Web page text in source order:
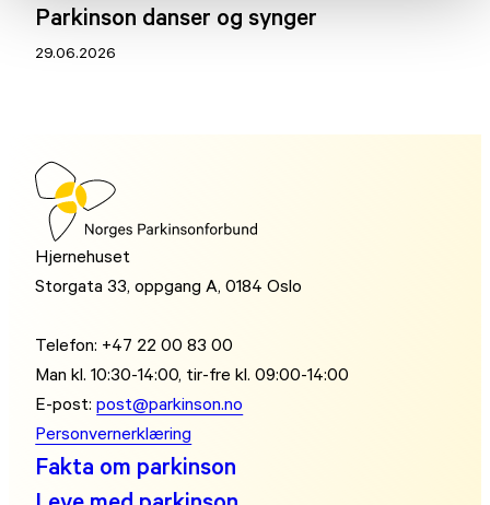
Parkinson danser og synger
29.06.2026
Hjernehuset
Storgata 33, oppgang A, 0184 Oslo
Telefon: +47 22 00 83 00
Man kl. 10:30-14:00, tir-fre kl. 09:00-14:00
E-post:post@parkinson.no
Personvernerklæring
Fakta om parkinson